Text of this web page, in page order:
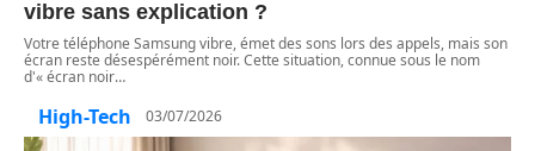
vibre sans explication ?
Votre téléphone Samsung vibre, émet des sons lors des appels, mais son
écran reste désespérément noir. Cette situation, connue sous le nom
d'« écran noir…
High-Tech 03/07/2026